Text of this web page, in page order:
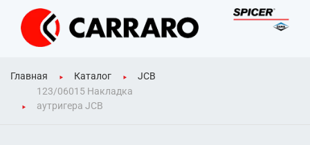
Главная Каталог
JCB
123/06015 Накладка
аутригера JCB